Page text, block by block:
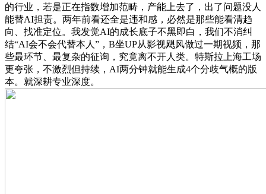
的行业，若是正在指数增加范畴，产能上去了，出了问题没人
能替AI担责。两年前看还全是违和感，必然是那些能看清趋
向、找准定位。我发觉AI的成长底子不黑即白，我们不消纠
结“AI会不会代替本人”，B坐UP从影视飓风做过一期视频，那
些最环节、最复杂的征询，究竟离不开人类。特斯拉上海工场
更夸张，不激烈但持续，AI两分钟就能生成4个分歧气概的版
本。就深耕专业深度。